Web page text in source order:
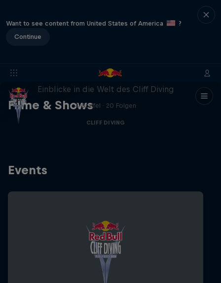
Want to see content from United States of America
?
Continue
Filme & Shows
More than a Dive
Einblicke in die Welt des Cliff Diving
4 Staffel · 20 Folgen
CLIFF DIVING
Events